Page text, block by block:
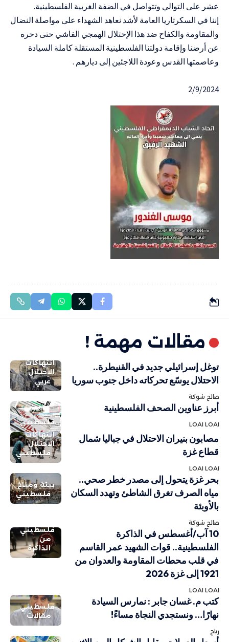
عشر على التوالي وتتواصل في الضفة الغربية الفلسطينية.
إننا في السكرتاريا العامة لأشد نعاهد الشهداء على مواصلة النضال
والمقاومة والكفاح ضد هذا الإحتلال الهمجي الفاشي حتى دحره
عن أرضنا وإقامة دولتنا الفلسطينية المستقلة كاملة السيادة
وعاصمتها القدس وعودة اللاجئين إلى ديارهم .
2/9/2024
مقالات مهمة !
انتهاكات
الاحتلال
عربي
توغل إسرائيلي جديد في القنيطرة..
الاحتلال يوسّع تحركاته داخل جنوب سوريا
صالح شوكة
فلسطيني
أبرز عناوين الصحف الفلسطينية
LOAI LOAI
انتهاكات
الاحتلال
فلسطيني
مصابون بنيران الاحتلال في جباليا شمال
قطاع غزة
LOAI LOAI
بيئة ومناخ
فلسطيني
بحر غزة يتحول إلى مصدر خطر صحي..
مياه الصرف تغرق الشاطئ وتهدد السكان
بالأوبئة
صالح شوكة
فلسطيني
من
الذاكرة
10 آب/أغسطس في الذاكرة
الفلسطينية.. قوات الشهيد عمر القاسم
في قلب محطات المقاومة والعدوان من
1921 إلى غزة 2026
LOAI LOAI
فلسطيني
مقالات
كتب م. غسان جابر : نمارس السيادة
نهارًا… ونستجدي النجاة مساءً!
رباح